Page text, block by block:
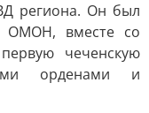
региона. Он был
ОМОН, вместе со
чеченскую
орденами и